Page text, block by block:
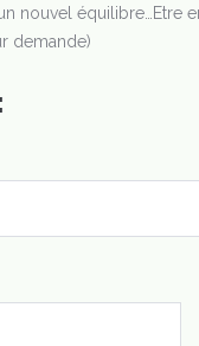
nouvel équilibre…Etre
demande)